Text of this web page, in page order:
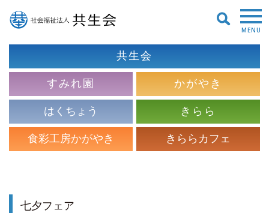
MENU
共生会
すみれ園
かがやき
はくちょう
きらら
食彩工房かがやき
きららカフェ
七夕フェア